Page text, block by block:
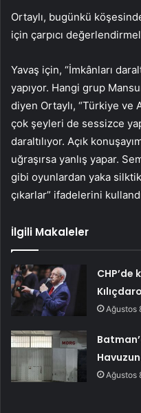
Ortaylı, bugünkü
için çarpıcı
Yavaş için, “İmkânları
yapıyor. Hangi grup
diyen Ortaylı, “Türkiye ve
çok şeyleri de sessizce
daraltılıyor. Açık
uğraşırsa yanlış yapar.
gibi oyunlardan yaka
çıkarlar” ifadelerini
İlgili Makaleler
CHP’de
Ağustos
Ağustos